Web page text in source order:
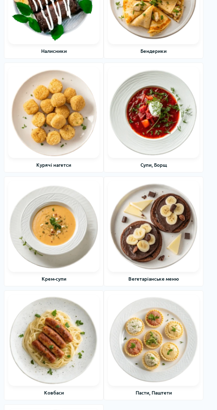
Налисники Бендерики
Курячі нагетси Супи, Борщ
Крем-супи Вегетаріанське меню
Ковбаси Пасти, Паштети